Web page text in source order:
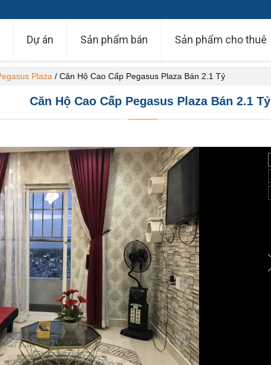
Dự án Sản phẩm bán Sản phẩm cho thuê
Plaza / Căn Hộ Cao Cấp Pegasus Plaza Bán 2.1 Tỷ
Căn Hộ Cao Cấp Pegasus Plaza Bán 2.1 Tỷ